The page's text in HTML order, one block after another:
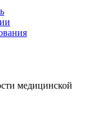
медицинской